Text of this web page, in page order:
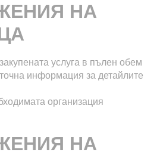
НА
услуга в пълен обем
информация за детайлите
организация
НА